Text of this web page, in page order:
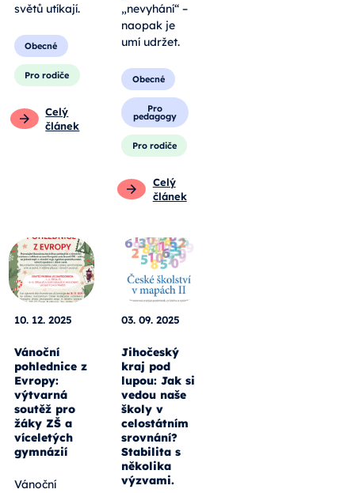
světů utíkají.
Obecné
Pro rodiče
Celý
článek
„nevyhání“ –
naopak je
umí udržet.
Obecné
Pro
pedagogy
Pro rodiče
Celý
článek
10. 12. 2025
Vánoční
pohlednice z
Evropy:
výtvarná
soutěž pro
žáky ZŠ a
víceletých
gymnázií
Vánoční
03. 09. 2025
Jihočeský
kraj pod
lupou: Jak si
vedou naše
školy v
celostátním
srovnání?
Stabilita s
několika
výzvami.